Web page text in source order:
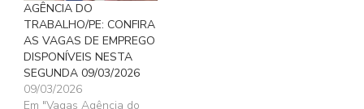
AGÊNCIA DO
TRABALHO/PE: CONFIRA
AS VAGAS DE EMPREGO
DISPONÍVEIS NESTA
SEGUNDA 09/03/2026
09/03/2026
Em "Vagas Agência do